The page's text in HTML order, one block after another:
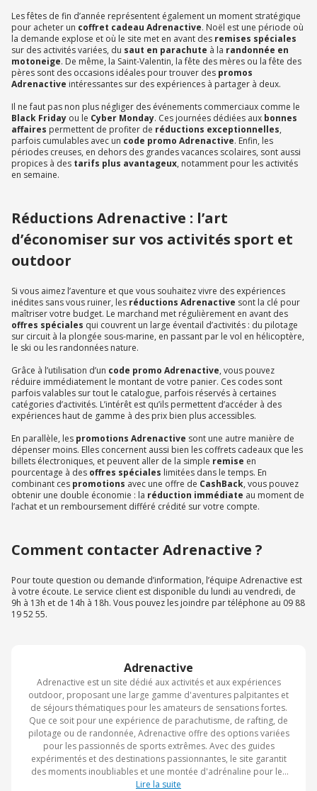
Adrenactive
Adrenactive est un site dédié aux activités et aux expériences
outdoor, proposant une large gamme d'aventures palpitantes et
de séjours thématiques pour les amateurs de sensations fortes.
Que ce soit pour une expérience de parachutisme, de rafting, de
pilotage ou de randonnée, Adrenactive offre des options variées
pour les passionnés de sports extrêmes. Avec des guides
expérimentés et des destinations passionnantes, le site garantit
des moments inoubliables et une montée d'adrénaline pour les
aventuriers en quête de nouvelles expériences.
Lire la suite
Les fêtes de fin d’année représentent également un moment stratégique
pour acheter un coffret cadeau Adrenactive. Noël est une période où
la demande explose et où le site met en avant des remises spéciales
sur des activités variées, du saut en parachute à la randonnée en
motoneige. De même, la Saint-Valentin, la fête des mères ou la fête des
pères sont des occasions idéales pour trouver des promos
Adrenactive intéressantes sur des expériences à partager à deux.
Il ne faut pas non plus négliger des événements commerciaux comme le
Black Friday ou le Cyber Monday. Ces journées dédiées aux bonnes
affaires permettent de profiter de réductions exceptionnelles,
parfois cumulables avec un code promo Adrenactive. Enfin, les
périodes creuses, en dehors des grandes vacances scolaires, sont aussi
propices à des tarifs plus avantageux, notamment pour les activités
en semaine.
Réductions Adrenactive : l’art
d’économiser sur vos activités sport et
outdoor
Si vous aimez l’aventure et que vous souhaitez vivre des expériences
inédites sans vous ruiner, les réductions Adrenactive sont la clé pour
maîtriser votre budget. Le marchand met régulièrement en avant des
offres spéciales qui couvrent un large éventail d’activités : du pilotage
sur circuit à la plongée sous-marine, en passant par le vol en hélicoptère,
le ski ou les randonnées nature.
Grâce à l’utilisation d’un code promo Adrenactive, vous pouvez
réduire immédiatement le montant de votre panier. Ces codes sont
parfois valables sur tout le catalogue, parfois réservés à certaines
catégories d’activités. L’intérêt est qu’ils permettent d’accéder à des
expériences haut de gamme à des prix bien plus accessibles.
En parallèle, les promotions Adrenactive sont une autre manière de
dépenser moins. Elles concernent aussi bien les coffrets cadeaux que les
billets électroniques, et peuvent aller de la simple remise en
pourcentage à des offres spéciales limitées dans le temps. En
combinant ces promotions avec une offre de CashBack, vous pouvez
obtenir une double économie : la réduction immédiate au moment de
l’achat et un remboursement différé crédité sur votre compte.
Comment contacter Adrenactive ?
Pour toute question ou demande d’information, l’équipe Adrenactive est
à votre écoute. Le service client est disponible du lundi au vendredi, de
9h à 13h et de 14h à 18h. Vous pouvez les joindre par téléphone au 09 88
19 52 55.